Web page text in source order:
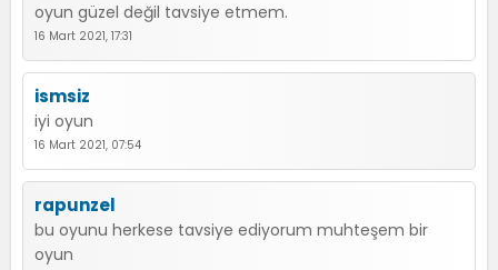
oyun güzel değil tavsiye etmem.
16 Mart 2021, 17:31
ismsiz
iyi oyun
16 Mart 2021, 07:54
rapunzel
bu oyunu herkese tavsiye ediyorum muhteşem bir
oyun